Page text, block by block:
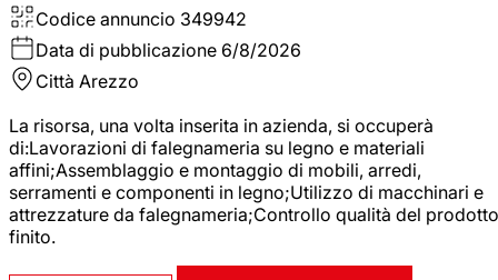
Codice annuncio 349942
Data di pubblicazione 6/8/2026
Città Arezzo
La risorsa, una volta inserita in azienda, si occuperà
di:Lavorazioni di falegnameria su legno e materiali
affini;Assemblaggio e montaggio di mobili, arredi,
serramenti e componenti in legno;Utilizzo di macchinari e
attrezzature da falegnameria;Controllo qualità del prodotto
finito.